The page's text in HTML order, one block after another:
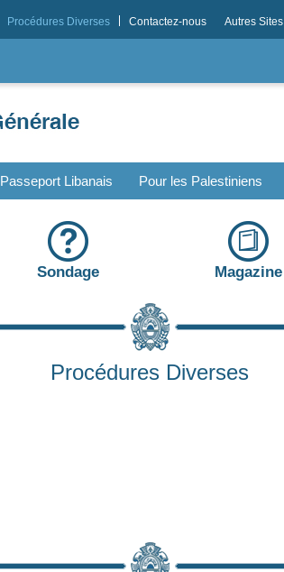
Procédures Diverses Contactez-nous Autres Sites
Passeport Libanais Pour les Palestiniens
Sondage Magazine
Procédures Diverses